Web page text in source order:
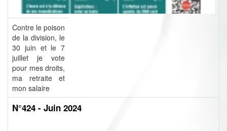
Contre le poison
de la division, le
30 juin et le 7
juillet je vote
pour mes droits,
ma retraite et
mon salaire
N°424 - Juin 2024